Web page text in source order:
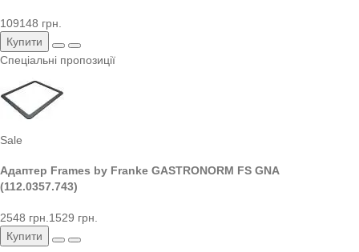
109148 грн.
Купити
Спеціальні пропозиції
Sale
Адаптер Frames by Franke GASTRONORM FS GNA
(112.0357.743)
2548 грн. 1529 грн.
Купити